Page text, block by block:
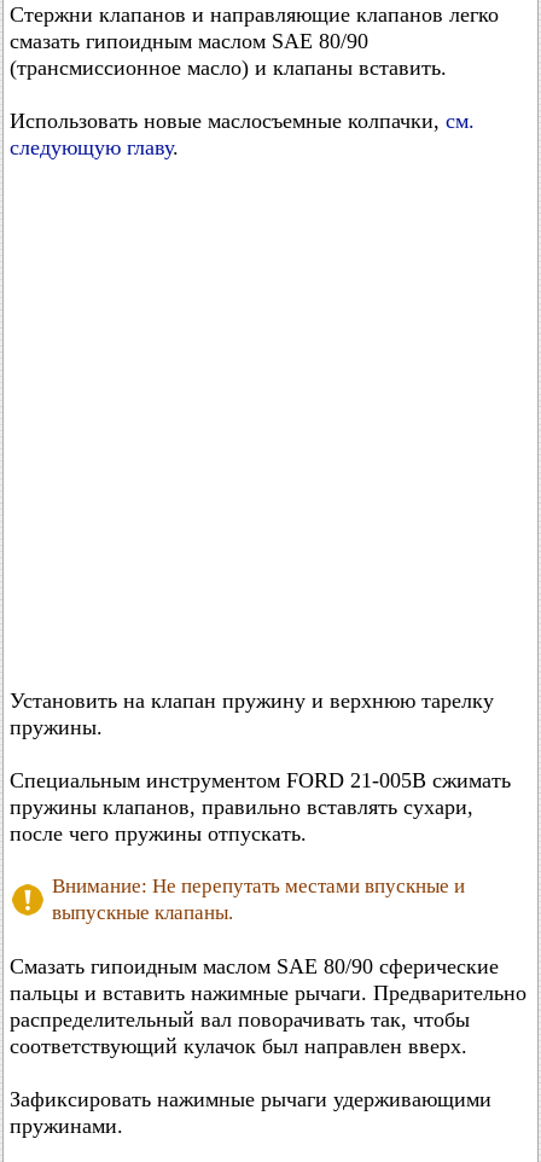
Стержни клапанов и направляющие клапанов легко
смазать гипоидным маслом SAE 80/90
(трансмиссионное масло) и клапаны вставить.
Использовать новые маслосъемные колпачки, см.
следующую главу.
Установить на клапан пружину и верхнюю тарелку
пружины.
Специальным инструментом FORD 21-005В сжимать
пружины клапанов, правильно вставлять сухари,
после чего пружины отпускать.
Внимание: Не перепутать местами впускные и
выпускные клапаны.
Смазать гипоидным маслом SAE 80/90 сферические
пальцы и вставить нажимные рычаги. Предварительно
распределительный вал поворачивать так, чтобы
соответствующий кулачок был направлен вверх.
Зафиксировать нажимные рычаги удерживающими
пружинами.